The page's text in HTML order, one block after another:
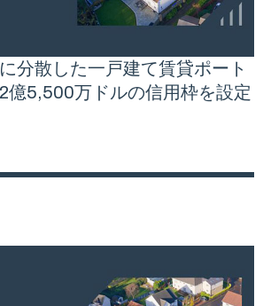
分散した一戸建て賃貸ポート
億5,500万ドルの信用枠を設定